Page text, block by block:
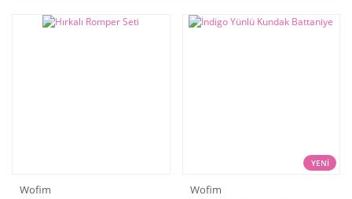
Wofim
YENİ
Wofim